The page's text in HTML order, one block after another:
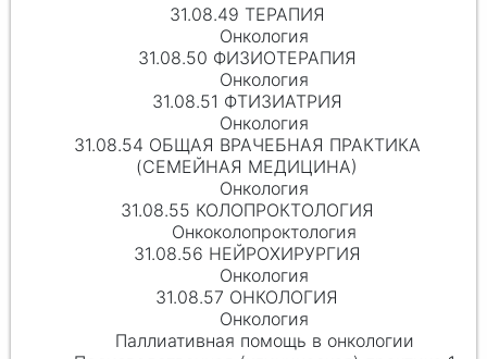
31.08.49 ТЕРАПИЯ
Онкология
31.08.50 ФИЗИОТЕРАПИЯ
Онкология
31.08.51 ФТИЗИАТРИЯ
Онкология
31.08.54 ОБЩАЯ ВРАЧЕБНАЯ ПРАКТИКА
(СЕМЕЙНАЯ МЕДИЦИНА)
Онкология
31.08.55 КОЛОПРОКТОЛОГИЯ
Онкоколопроктология
31.08.56 НЕЙРОХИРУРГИЯ
Онкология
31.08.57 ОНКОЛОГИЯ
Онкология
Паллиативная помощь в онкологии